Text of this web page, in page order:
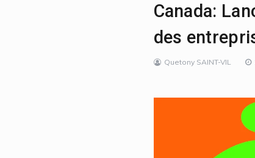
Canada:
des
Quetony SAINT-VIL